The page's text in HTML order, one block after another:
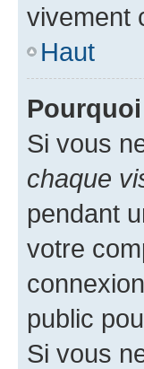
vivement
Haut
Si vous
chaque
pendant
votre
public
Si vous